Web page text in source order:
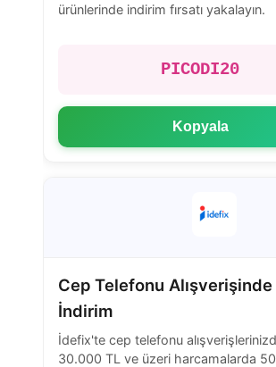
ürünlerinde indirim fırsatı yakalayın.
PICODI20
Kopyala
Cep Telefonu
İndirim
İdefix'te cep telefonu
30.000 TL ve üzeri harcamalarda